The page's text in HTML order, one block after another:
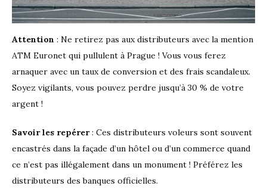
Attention : Ne retirez pas aux distributeurs avec la mention
ATM Euronet qui pullulent à Prague ! Vous vous ferez
arnaquer avec un taux de conversion et des frais scandaleux.
Soyez vigilants, vous pouvez perdre jusqu’à 30 % de votre
argent !
Savoir les repérer: Ces distributeurs voleurs sont souvent
encastrés dans la façade d’un hôtel ou d’un commerce quand
ce n’est pas illégalement dans un monument ! Préférez les
distributeurs des banques officielles.